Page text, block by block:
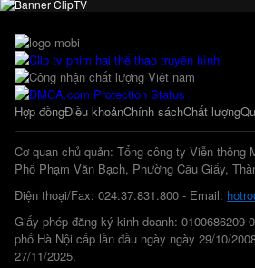
Hợp đồngĐiều khoảnChính sáchChất lượng
Cơ quan chủ quản: Tổng công ty Viễn thông
Phố Phạm Văn Bạch, Phường Cầu Giấy,
Điện thoại/Fax: 024.37.831.800 - Email:
Giấy phép đăng ký kinh doanh:
phố Hà Nội cấp lần đầu ngày ngày 29/10/
27/11/2025.